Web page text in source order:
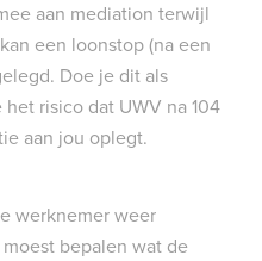
aan mediation terwijl
een loonstop (na een
Doe je dit als
risico dat UWV na 104
aan jou oplegt.
werknemer weer
bepalen wat de